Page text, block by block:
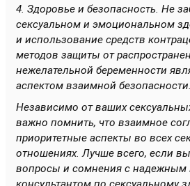
4. Здоровье и безопасность. Не
сексуальном и эмоциональном
и использование средств
методов защиты от
нежелательной беременности
аспектом взаимной безопасности.
Независимо от ваших
важно помнить, что взаимное
приоритетные аспекты во всех
отношениях. Лучше всего, если
вопросы и сомнения с надежным